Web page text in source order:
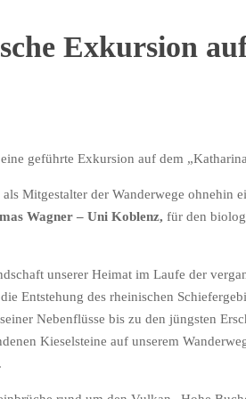
Exkursion
geführte Exkursion auf dem
als Mitgestalter der Wanderwege ohnehin
Wagner – Uni Koblenz, für den
unserer Heimat im Laufe der
Entstehung des rheinischen
Nebenflüsse bis zu den jüngsten
Kieselsteine auf unserem